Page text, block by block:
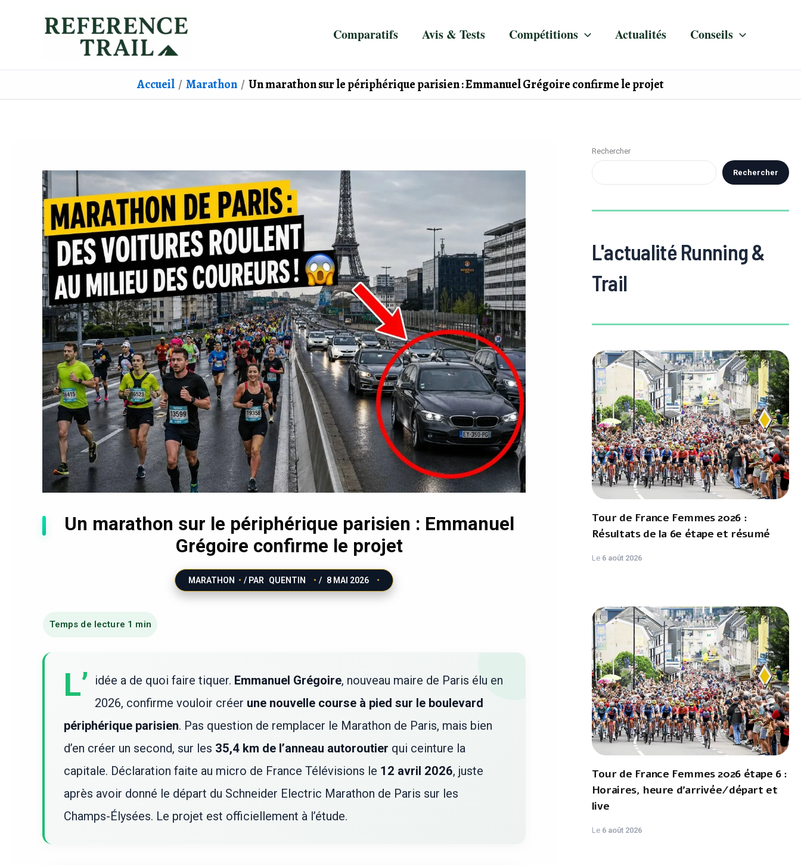
Comparatifs Avis & Tests Compétitions Actualités Conseils
Accueil Marathon Un marathon sur le périphérique parisien : Emmanuel Grégoire confirme le projet
Un marathon sur le périphérique parisien : Emmanuel
Grégoire confirme le projet
MARATHON / PAR QUENTIN / 8 MAI 2026
L’ idée a de quoi faire tiquer. Emmanuel Grégoire, nouveau maire de Paris élu en
2026, confirme vouloir créer une nouvelle course à pied sur le boulevard
périphérique parisien. Pas question de remplacer le Marathon de Paris, mais bien
d’en créer un second, sur les 35,4 km de l’anneau autoroutier qui ceinture la
capitale. Déclaration faite au micro de France Télévisions le 12 avril 2026, juste
après avoir donné le départ du Schneider Electric Marathon de Paris sur les
Champs-Élysées. Le projet est officiellement à l’étude.
Rechercher
Rechercher
L'actualité Running &
Trail
Tour de France Femmes 2026 :
Résultats de la 6e étape et résumé
Le 6 août 2026
Tour de France Femmes 2026 étape 6 :
Horaires, heure d'arrivée/départ et
live
Le 6 août 2026